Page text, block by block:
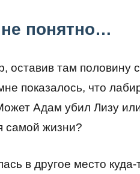
понятно…
там половину
показалось, что
Адам убил Лизу
самой жизни?
в другое место